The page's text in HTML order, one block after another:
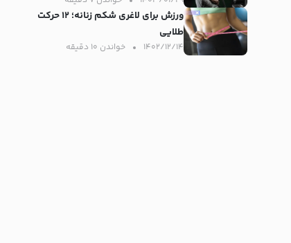
ورزش برای لاغری شکم زنانه؛ ۱۲ حرکت
طلایی
۱۴۰۲/۱۲/۱۴ خواندن ۱۰ دقیقه‌